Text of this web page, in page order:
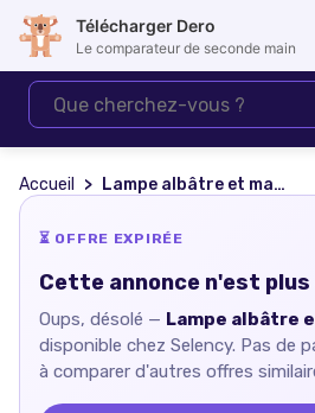
Accueil Lampe albâtre et marbre
⏳ OFFRE EXPIRÉE
Cette annonce n'est
Oups, désolé — Lampe albâtre
disponible chez Selency. Pas de
à comparer d'autres offres
Télécharger Dero
Le comparateur de seconde main